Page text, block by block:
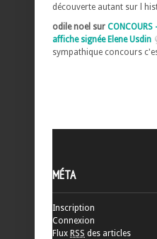
découverte autant sur l
odile noel sur
affiche signée Elene Usdin
sympathique concours
MÉTA
Inscription
Connexion
Flux RSS des articles